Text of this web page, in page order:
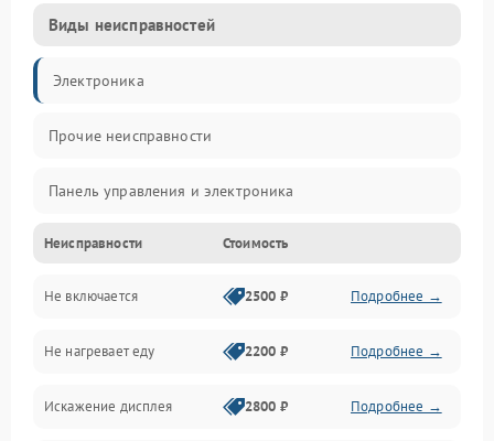
Виды неисправностей
Электроника
Прочие неисправности
Панель управления и электроника
Дверца и корпус
Механика и внутренние элементы
Механические повреждения
Питание и запуск
Неисправности Стоимость
Не включается 2500 ₽ Подробнее →
Не нагревает еду 2200 ₽ Подробнее →
Искажение дисплея 2800 ₽ Подробнее →